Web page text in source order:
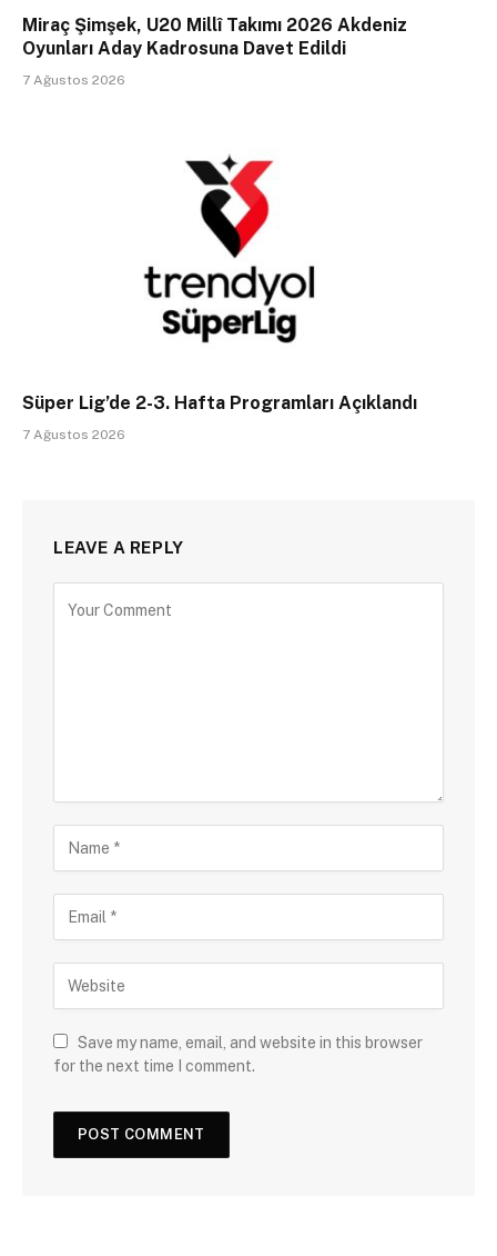
Miraç Şimşek, U20 Millî Takımı 2026 Akdeniz
Oyunları Aday Kadrosuna Davet Edildi
7 Ağustos 2026
Süper Lig’de 2-3. Hafta Programları Açıklandı
7 Ağustos 2026
LEAVE A REPLY
Save my name, email, and website in this browser
for the next time I comment.